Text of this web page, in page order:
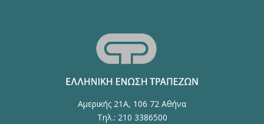
Αμερικής 21Α, 106 72 Αθήνα
Τηλ.: 210 3386500